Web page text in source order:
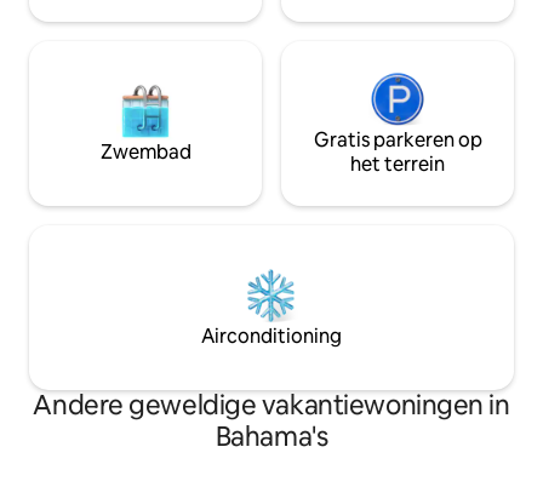
beveiligingscamera’s aanwezig zijn. Er
Zwembad
Gratis parkeren op
het terrein
Airconditioning
Andere geweldige vakantiewoningen in
Bahama's